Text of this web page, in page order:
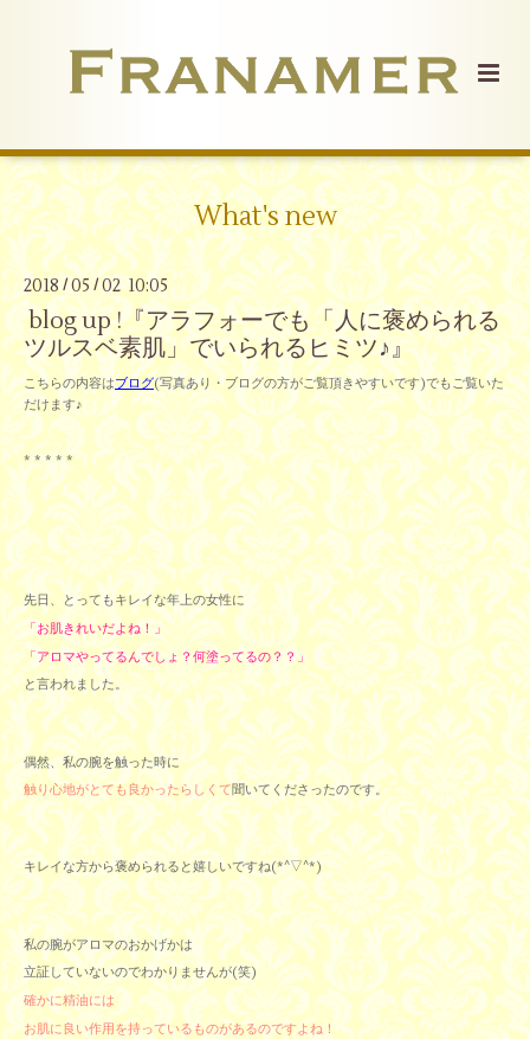
What's new
2018/05 /02 10:05
blog up !『アラフォーでも「人に褒められる
ツルスベ素肌」でいられるヒミツ♪』
こちらの内容はブログ(写真あり・ブログの方がご覧頂きやすいです)でもご覧いた
だけます♪
* * * * *
先日、とってもキレイな年上の女性に
「お肌きれいだよね！」
「アロマやってるんでしょ？何塗ってるの？？」
と言われました。
偶然、私の腕を触った時に
触り心地がとても良かったらしくて聞いてくださったのです。
キレイな方から褒められると嬉しいですね(*^▽^*)
私の腕がアロマのおかげかは
立証していないのでわかりませんが(笑)
確かに精油には
お肌に良い作用を持っているものがあるのですよね！